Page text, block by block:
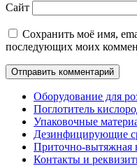
Сайт
Сохранить моё имя,
последующих моих
Оборудование для
Поглотитель
Упаковочные
Дезинфицирующие
Приточно-вытяжная
Контакты и